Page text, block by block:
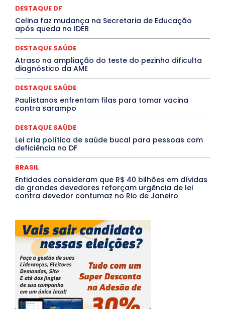
Paraíba
PROCESSO SELETIVO
PUBLIEDITORIAL
QUALIFICAÇÃO PROFISSIONAL
RESIDÊNCIA
Rio de Janeiro
Santa Catarina
Saúde Agora
TÁ FROID?
TEATRO TECNOLOGIA
TIC TAC
Tocantins
DESTAQUE DF
Celina faz mudança na Secretaria de Educação
após queda no IDEB
DESTAQUE SAÚDE
Atraso na ampliação do teste do pezinho dificulta
diagnóstico da AME
DESTAQUE SAÚDE
Paulistanos enfrentam filas para tomar vacina
contra sarampo
DESTAQUE SAÚDE
Lei cria política de saúde bucal para pessoas com
deficiência no DF
BRASIL
Entidades consideram que R$ 40 bilhões em dívidas
de grandes devedores reforçam urgência de lei
contra devedor contumaz no Rio de Janeiro